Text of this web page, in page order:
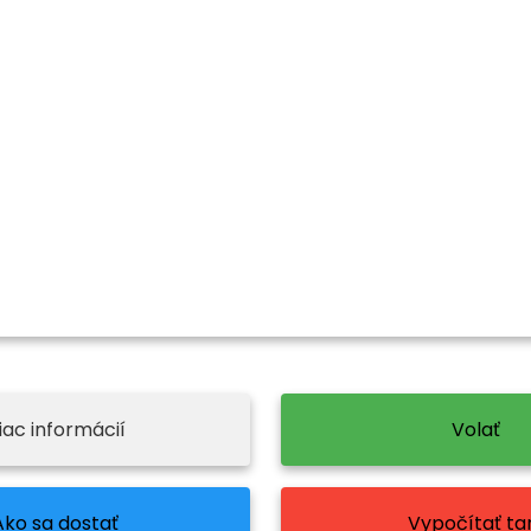
informácií Volať
sa dostať Vypočítať